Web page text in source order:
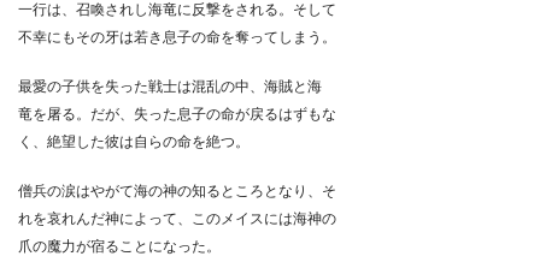
一行は、召喚されし海竜に反撃をされる。そして
不幸にもその牙は若き息子の命を奪ってしまう。
最愛の子供を失った戦士は混乱の中、海賊と海
竜を屠る。だが、失った息子の命が戻るはずもな
く、絶望した彼は自らの命を絶つ。
僧兵の涙はやがて海の神の知るところとなり、そ
れを哀れんだ神によって、このメイスには海神の
爪の魔力が宿ることになった。